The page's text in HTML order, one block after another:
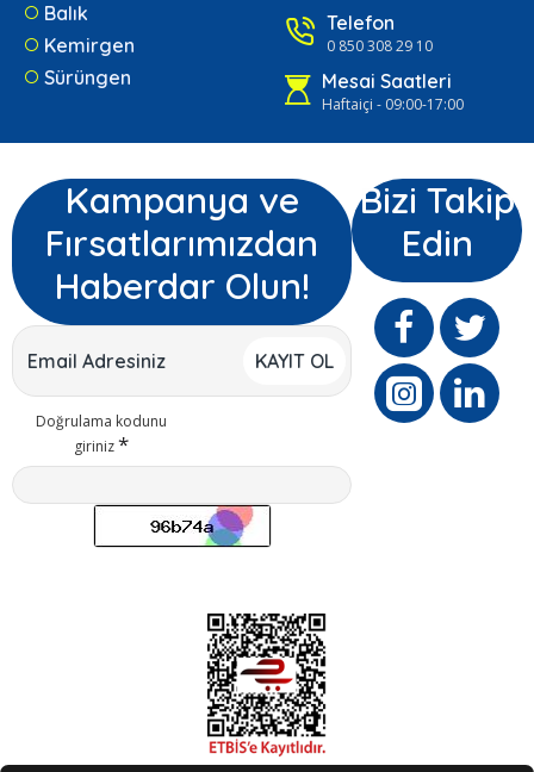
Balık
Kemirgen
Sürüngen
Telefon
0 850 308 29 10
Mesai Saatleri
Haftaiçi - 09:00-17:00
Kampanya ve
Fırsatlarımızdan
Haberdar Olun!
KAYIT OL
Doğrulama kodunu
giriniz
Bizi Takip
Edin